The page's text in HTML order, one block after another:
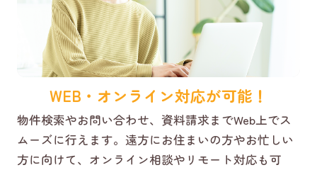
WEB・オンライン対応が可能！
物件検索やお問い合わせ、資料請求までWeb上でス
ムーズに行えます。遠方にお住まいの方やお忙しい
方に向けて、オンライン相談やリモート対応も可